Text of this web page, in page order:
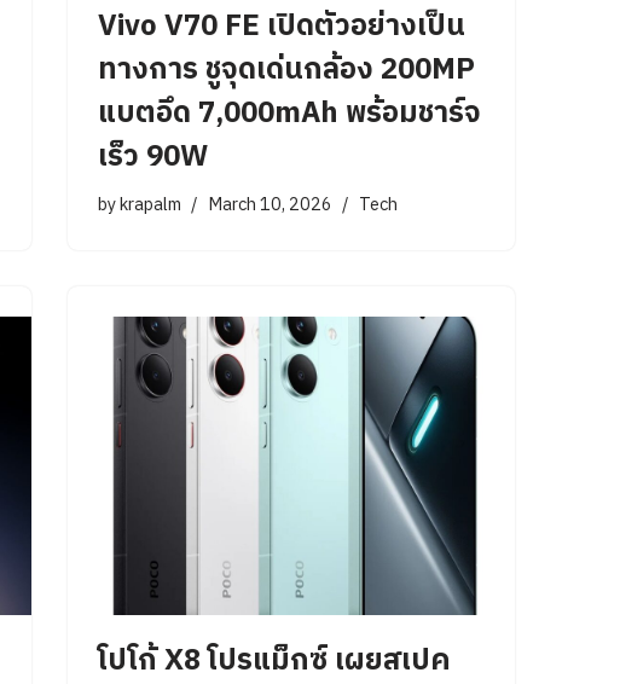
Vivo V70 FE เปิดตัวอย่างเป็น
ทางการ ชูจุดเด่นกล้อง 200MP
แบตอึด 7,000mAh พร้อมชาร์จ
เร็ว 90W
bykrapalm March 10, 2026 Tech
โปโก้ X8 โปรแม็กซ์ เผยสเปค